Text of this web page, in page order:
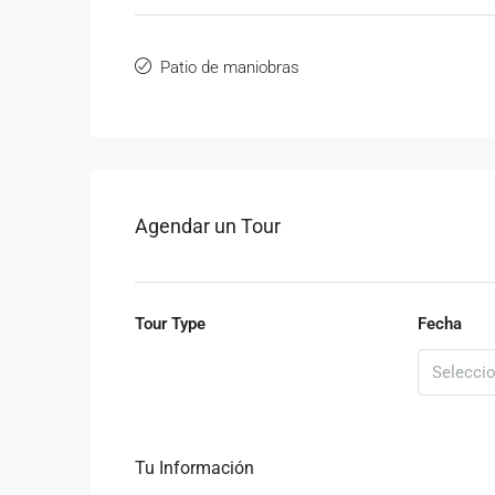
Patio de maniobras
Agendar un Tour
Tour Type Fecha
Tu Información